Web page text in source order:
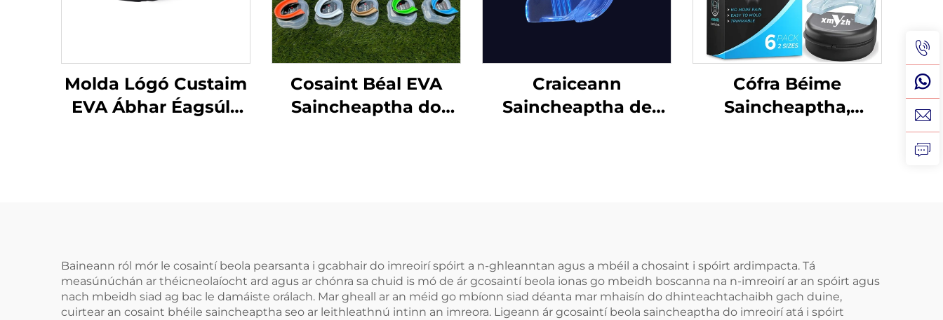
Molda Lógó Custaim
EVA Ábhar Éagsúla
Cosaint Béal EVA
Saincheaptha do
Chnaipíocht Fiacla
Craiceann
Saincheaptha de
Cófra Béime
Saincheaptha,
MMA, Boxáil
Baineann ról mór le cosaintí beola pearsanta i gcabhair do imreoirí spóirt a n-ghleanntan agus a mbéil a chosaint i spóirt ardimpacta. Tá
measúnúchán ar théicneolaíocht ard agus ar chónra sa chuid is mó de ár gcosaintí beola ionas go mbeidh boscanna na n-imreoirí ar an spóirt agus
nach mbeidh siad ag bac le damáiste orálach. Mar gheall ar an méid go mbíonn siad déanta mar mhaisín do dhinteachtachaibh gach duine,
cuirtear an cosaint bhéile saincheaptha seo ar leithleathnú intinn an imreora. Ligeann ár gcosaintí beola saincheaptha do imreoirí atá i spóirt